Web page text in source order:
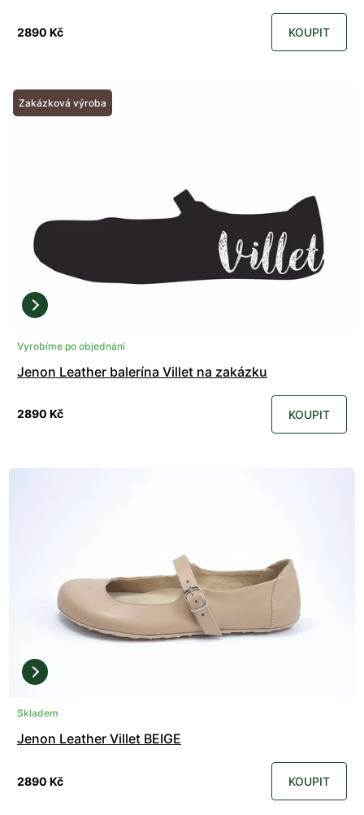
2890 Kč KOUPIT
Zakázková výroba
Vyrobíme po objednání
Jenon Leather balerína Villet na zakázku
2890 Kč KOUPIT
Skladem
Jenon Leather Villet BEIGE
2890 Kč KOUPIT